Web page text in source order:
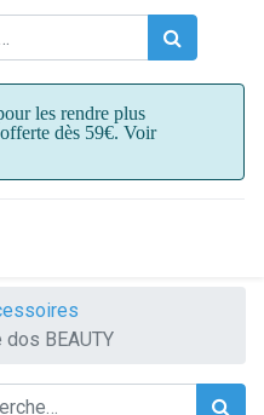
les rendre plus
dès 59€. Voir
BEAUTY